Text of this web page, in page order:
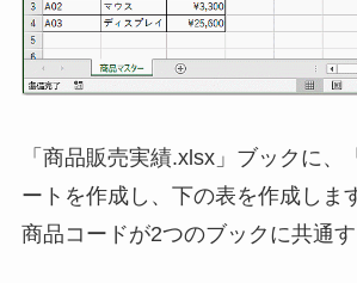
「商品販売実績.xlsx」ブックに、
ートを作成し、下の表を作成しま
商品コードが2つのブックに共通す